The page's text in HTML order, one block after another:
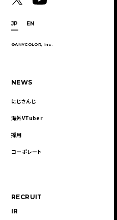
JP EN
©ANYCOLOR, Inc.
NEWS
にじさんじ
海外VTuber
採用
コーポレート
RECRUIT
IR